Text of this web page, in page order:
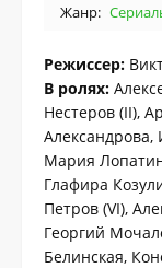
Жанр:
Режиссер:
В ролях:
Нестеров (II),
Мария
Глафира
Петров (VI),
Георгий
Белинская,